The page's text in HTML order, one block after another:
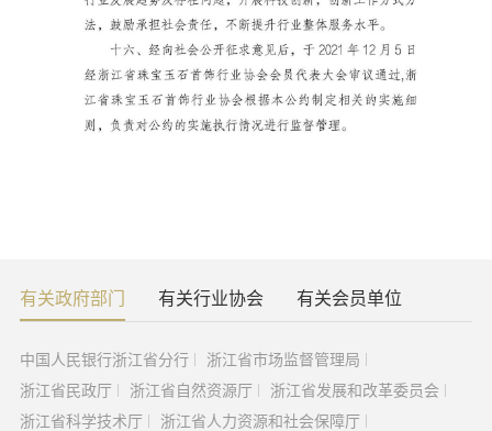
有关政府部门 有关行业协会 有关会员单位
中国人民银行浙江省分行
浙江省市场监督管理局
浙江省民政厅
浙江省自然资源厅
浙江省发展和改革委员会
浙江省科学技术厅
浙江省人力资源和社会保障厅